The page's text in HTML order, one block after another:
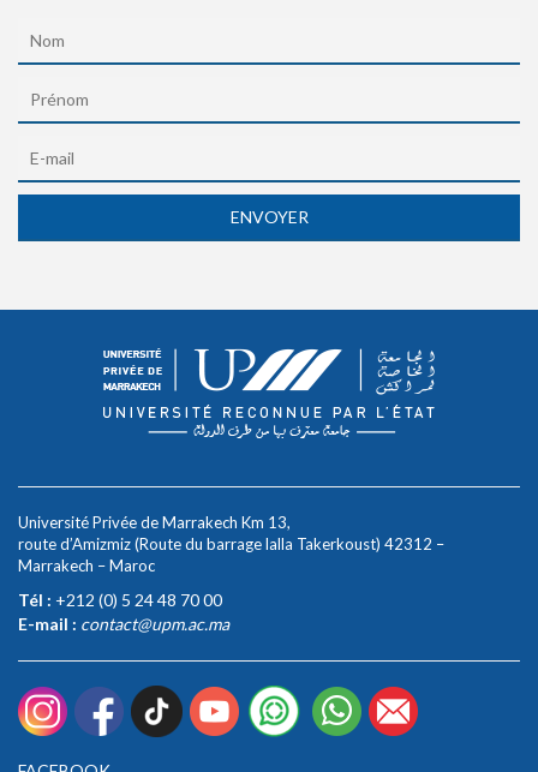
Université Privée de Marrakech Km 13,
route d’Amizmiz (Route du barrage lalla Takerkoust) 42312 –
Marrakech – Maroc
Tél : +212 (0) 5 24 48 70 00
E-mail : contact@upm.ac.ma